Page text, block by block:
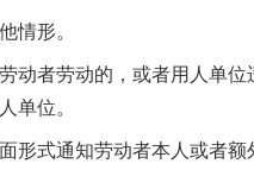
情形。
者劳动的，或者用人单位
单位。
通知劳动者本人或者额